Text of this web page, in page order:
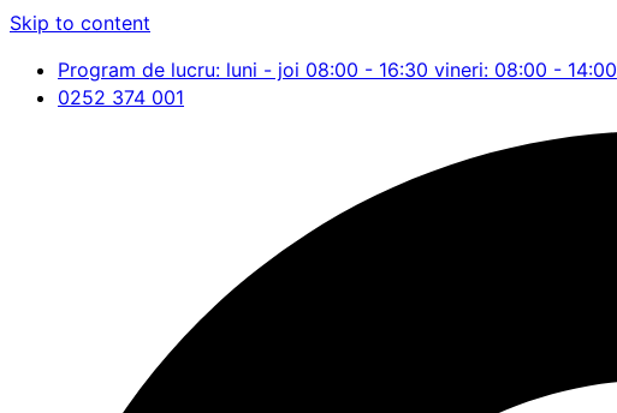
Skip to content
Program de lucru: luni - joi 08:00 - 16:30 vineri: 08:00 - 14:00
0252 374 001